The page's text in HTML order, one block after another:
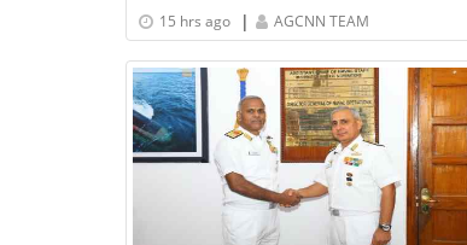
15 hrs ago
| AGCNN TEAM